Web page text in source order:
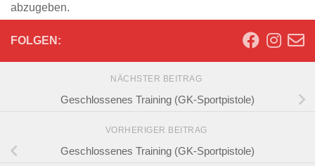
abzugeben.
FOLGEN:
NÄCHSTER BEITRAG
Geschlossenes Training (GK-Sportpistole)
VORHERIGER BEITRAG
Geschlossenes Training (GK-Sportpistole)